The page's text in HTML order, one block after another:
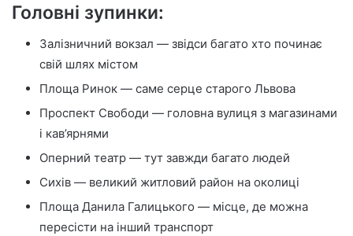
Головні зупинки:
Залізничний вокзал — звідси багато хто починає
свій шлях містом
Площа Ринок — саме серце старого Львова
Проспект Свободи — головна вулиця з магазинами
і кав’ярнями
Оперний театр — тут завжди багато людей
Сихів — великий житловий район на околиці
Площа Данила Галицького — місце, де можна
пересісти на інший транспорт